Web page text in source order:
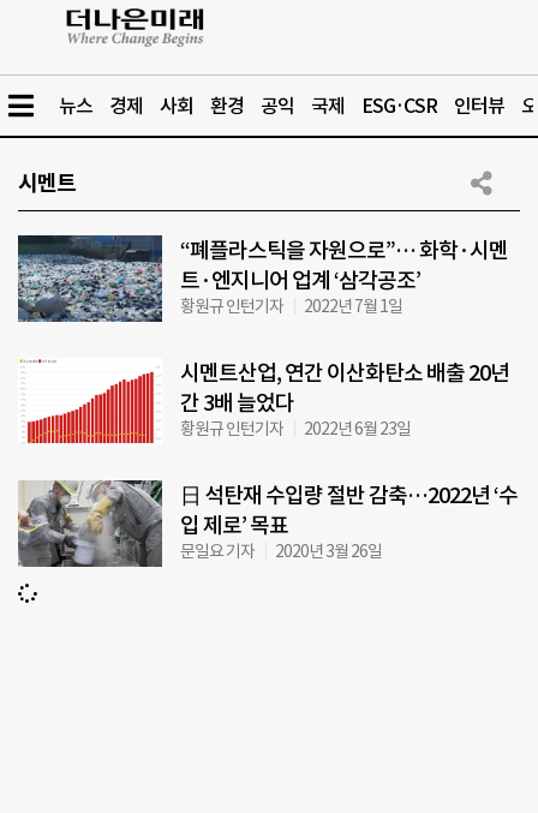
뉴스 경제 사회 환경 공익 국제 ESG·CSR 인터뷰
시멘트
“폐플라스틱을 자원으로”… 화학·시멘
트·엔지니어 업계 ‘삼각공조’
황원규 인턴기자 2022년 7월 1일
시멘트산업, 연간 이산화탄소 배출 20년
간 3배 늘었다
황원규 인턴기자 2022년 6월 23일
日 석탄재 수입량 절반 감축…2022년 ‘수
입 제로’ 목표
문일요 기자 2020년 3월 26일